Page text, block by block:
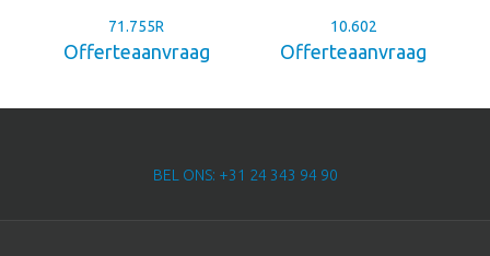
71.755R
Offerteaanvraag
10.602
Offerteaanvraag
BEL ONS: +31 24 343 94 90